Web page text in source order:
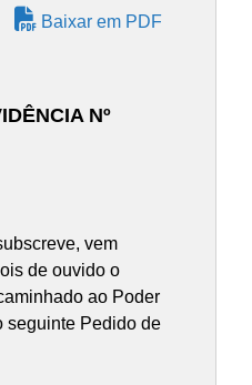
Baixar em PDF
Nº
vem
de ouvido o
ao Poder
seguinte Pedido de